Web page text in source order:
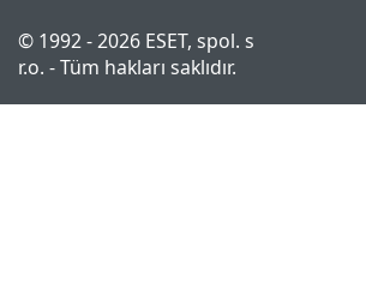
© 1992 - 2026 ESET, spol. s
r.o. - Tüm hakları saklıdır.